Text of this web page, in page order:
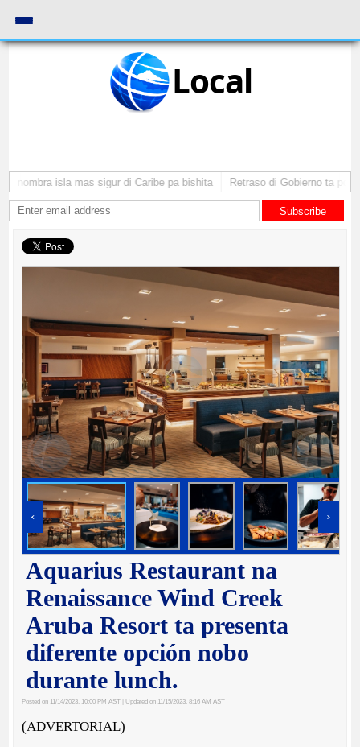
Local
isla mas sigur di Caribe pa bishita Retraso di Gobierno ta pone
Subscribe
‹ ›
Aquarius Restaurant na
Renaissance Wind Creek
Aruba Resort ta presenta
diferente opción nobo
durante lunch.
Posted on 11/14/2023, 10:00 PM AST | Updated on 11/15/2023, 8:16 AM AST
(ADVERTORIAL)